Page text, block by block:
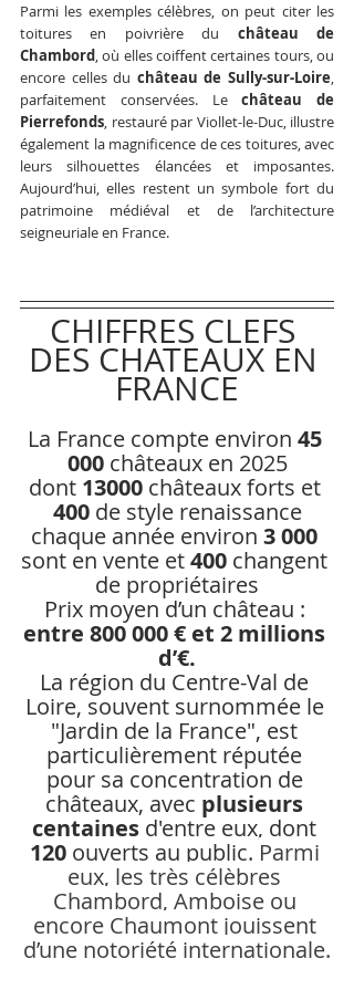
Parmi les exemples célèbres, on peut citer les
toitures en poivrière du château de
Chambord, où elles coiffent certaines tours, ou
encore celles du château de Sully-sur-Loire,
parfaitement conservées. Le château de
Pierrefonds, restauré par Viollet-le-Duc, illustre
également la magnificence de ces toitures, avec
leurs silhouettes élancées et imposantes.
Aujourd’hui, elles restent un symbole fort du
patrimoine médiéval et de l’architecture
seigneuriale en France.
CHIFFRES CLEFS
DES CHATEAUX EN
FRANCE
La France compte environ 45
000 châteaux en 2025
dont 13000 châteaux forts et
400 de style renaissance
chaque année environ 3 000
sont en vente et 400 changent
de propriétaires
Prix moyen d’un château :
entre 800 000 € et 2 millions
d’€.
La région du Centre-Val de
Loire, souvent surnommée le
"Jardin de la France", est
particulièrement réputée
pour sa concentration de
châteaux, avec plusieurs
centaines d'entre eux, dont
120 ouverts au public. Parmi
eux, les très célèbres
Chambord, Amboise ou
encore Chaumont jouissent
d’une notoriété internationale.